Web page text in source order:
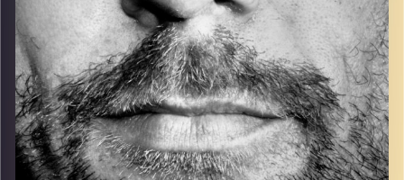
קרדיט תמונות: David Goehring